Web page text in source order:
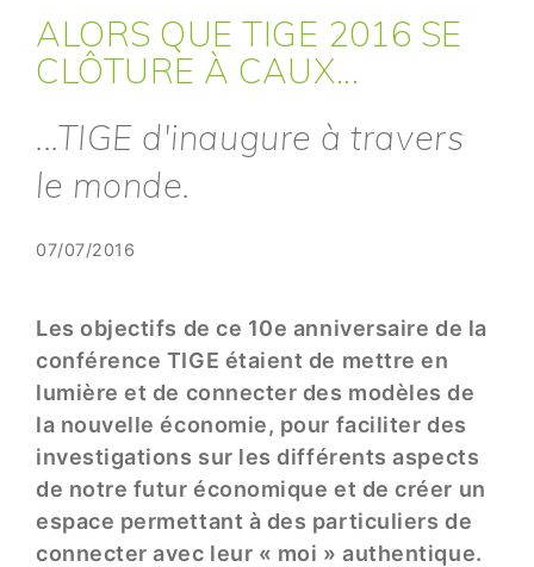
ALORS QUE TIGE 2016 SE
CLÔTURE À CAUX...
...TIGE d'inaugure à travers
le monde.
07/07/2016
Les objectifs de ce 10e anniversaire de la
conférence TIGE étaient de mettre en
lumière et de connecter des modèles de
la nouvelle économie, pour faciliter des
investigations sur les différents aspects
de notre futur économique et de créer un
espace permettant à des particuliers de
connecter avec leur « moi » authentique.